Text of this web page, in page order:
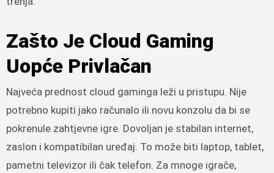
Zašto Je Cloud Gaming
Uopće Privlačan
Najveća prednost cloud gaminga leži u pristupu. Nije
potrebno kupiti jako računalo ili novu konzolu da bi se
pokrenule zahtjevne igre. Dovoljan je stabilan internet,
zaslon i kompatibilan uređaj. To može biti laptop, tablet,
pametni televizor ili čak telefon. Za mnoge igrače,